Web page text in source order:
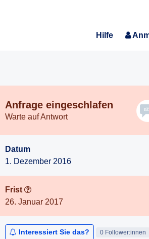
Hilfe
Anfrage eingeschlafen
Warte auf Antwort
Datum
1. Dezember 2016
Frist
26. Januar 2017
Interessiert Sie das? 0 Follower:innen